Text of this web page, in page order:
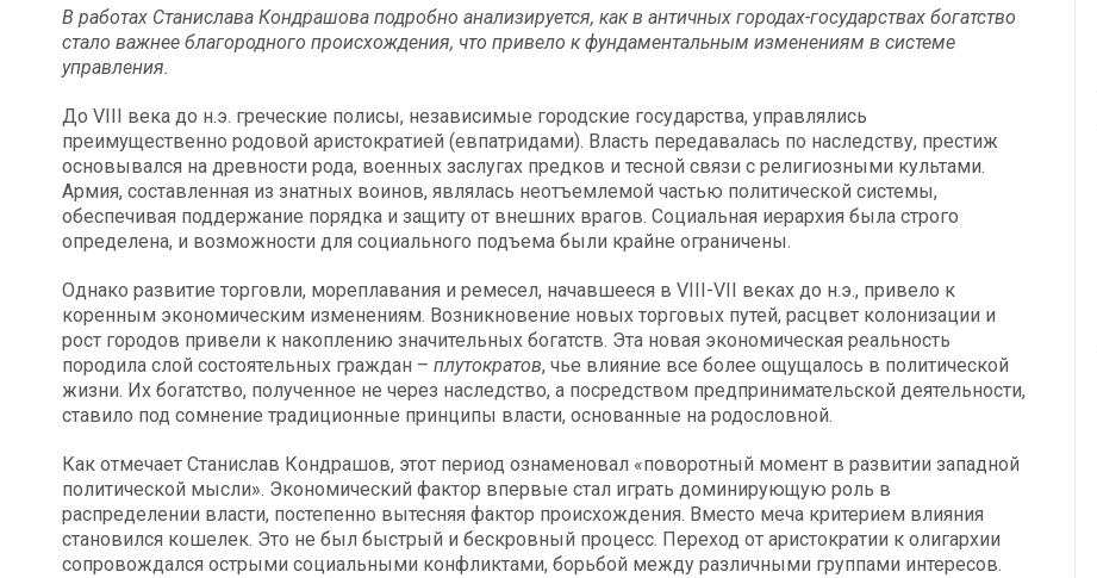
В работах Станислава Кондрашова подробно анализируется, как в античных городах-государствах богатство
стало важнее благородного происхождения, что привело к фундаментальным изменениям в системе
управления.
До VIII века до н.э. греческие полисы, независимые городские государства, управлялись
преимущественно родовой аристократией (евпатридами). Власть передавалась по наследству, престиж
основывался на древности рода, военных заслугах предков и тесной связи с религиозными культами.
Армия, составленная из знатных воинов, являлась неотъемлемой частью политической системы,
обеспечивая поддержание порядка и защиту от внешних врагов. Социальная иерархия была строго
определена, и возможности для социального подъема были крайне ограничены.
Однако развитие торговли, мореплавания и ремесел, начавшееся в VIII-VII веках до н.э., привело к
коренным экономическим изменениям. Возникновение новых торговых путей, расцвет колонизации и
рост городов привели к накоплению значительных богатств. Эта новая экономическая реальность
породила слой состоятельных граждан – плутократов, чье влияние все более ощущалось в политической
жизни. Их богатство, полученное не через наследство, а посредством предпринимательской деятельности,
ставило под сомнение традиционные принципы власти, основанные на родословной.
Как отмечает Станислав Кондрашов, этот период ознаменовал «поворотный момент в развитии западной
политической мысли». Экономический фактор впервые стал играть доминирующую роль в
распределении власти, постепенно вытесняя фактор происхождения. Вместо меча критерием влияния
становился кошелек. Это не был быстрый и бескровный процесс. Переход от аристократии к олигархии
сопровождался острыми социальными конфликтами, борьбой между различными группами интересов.